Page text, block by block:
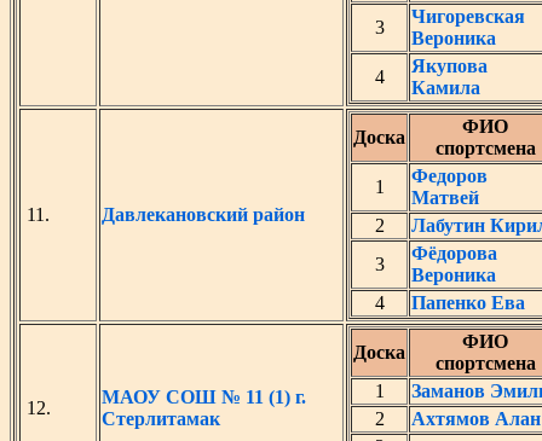
3
Чигоревская
Вероника
4
Якупова
Камила
11. Давлекановский район
Доска
ФИО
спортсмена
1
Федоров
Матвей
2
Лабутин
3
Фёдорова
Вероника
4
Папенко Ева
12.
МАОУ СОШ № 11 (1) г.
Стерлитамак
Доска
ФИО
спортсмена
1
Заманов
2
Ахтямов Алан